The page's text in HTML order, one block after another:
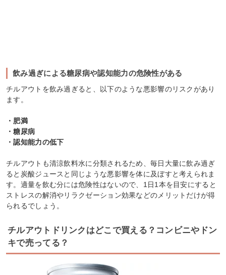
飲み過ぎによる糖尿病や認知能力の危険性がある
チルアウトを飲み過ぎると、以下のような悪影響のリスクがあり
ます。
・肥満
・糖尿病
・認知能力の低下
チルアウトも清涼飲料水に分類されるため、毎日大量に飲み過ぎ
ると炭酸ジュースと同じような悪影響を体に及ぼすと考えられま
す。適量を飲む分には危険性はないので、1日1本を目安にすると
ストレスの解消やリラクゼーション効果などのメリットだけが得
られるでしょう。
チルアウトドリンクはどこで買える？コンビニやドン
キで売ってる？